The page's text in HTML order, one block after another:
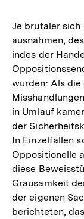
Je brutaler sich
ausnahmen,
indes der
wurden: Als
in Umlauf
der
In Einzelfällen
Oppositionelle
diese
Grausamkeit
der eigenen
berichteten,